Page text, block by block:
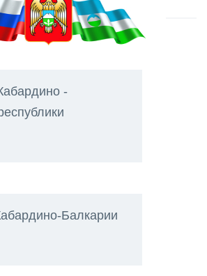
-
Балкарии